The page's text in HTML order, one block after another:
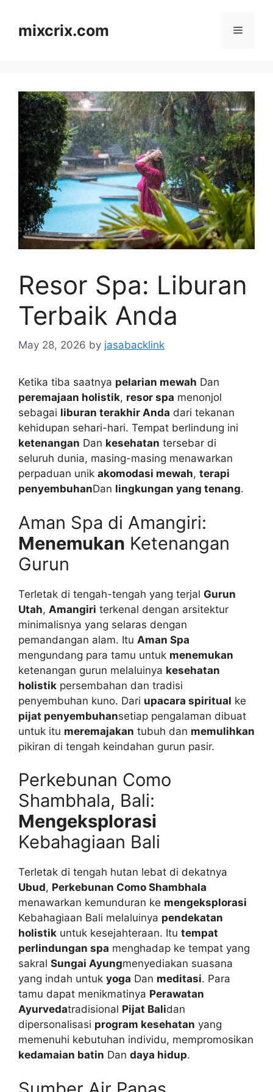
contentmixcrix.com Menu
Resor Spa: Liburan
Terbaik Anda
May 28, 2026 by jasabacklink
Ketika tiba saatnya pelarian mewah Dan
peremajaan holistik, resor spa menonjol
sebagai liburan terakhir Anda dari tekanan
kehidupan sehari-hari. Tempat berlindung ini
ketenangan Dan kesehatan tersebar di
seluruh dunia, masing-masing menawarkan
perpaduan unik akomodasi mewah, terapi
penyembuhanDan lingkungan yang tenang.
Aman Spa di Amangiri:
Menemukan Ketenangan
Gurun
Terletak di tengah-tengah yang terjal Gurun
Utah, Amangiri terkenal dengan arsitektur
minimalisnya yang selaras dengan
pemandangan alam. Itu Aman Spa
mengundang para tamu untuk menemukan
ketenangan gurun melaluinya kesehatan
holistik persembahan dan tradisi
penyembuhan kuno. Dari upacara spiritual ke
pijat penyembuhansetiap pengalaman dibuat
untuk itu meremajakan tubuh dan memulihkan
pikiran di tengah keindahan gurun pasir.
Perkebunan Como
Shambhala, Bali:
Mengeksplorasi
Kebahagiaan Bali
Terletak di tengah hutan lebat di dekatnya
Ubud, Perkebunan Como Shambhala
menawarkan kemunduran ke mengeksplorasi
Kebahagiaan Bali melaluinya pendekatan
holistik untuk kesejahteraan. Itu tempat
perlindungan spa menghadap ke tempat yang
sakral Sungai Ayungmenyediakan suasana
yang indah untuk yoga Dan meditasi. Para
tamu dapat menikmatinya Perawatan
Ayurvedatradisional Pijat Balidan
dipersonalisasi program kesehatan yang
memenuhi kebutuhan individu, mempromosikan
kedamaian batin Dan daya hidup.